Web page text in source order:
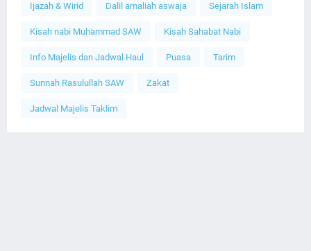
Ijazah & Wirid Dalil amaliah aswaja Sejarah Islam
Kisah nabi Muhammad SAW Kisah Sahabat Nabi
Info Majelis dan Jadwal Haul Puasa Tarim
Sunnah Rasulullah SAW Zakat
Jadwal Majelis Taklim